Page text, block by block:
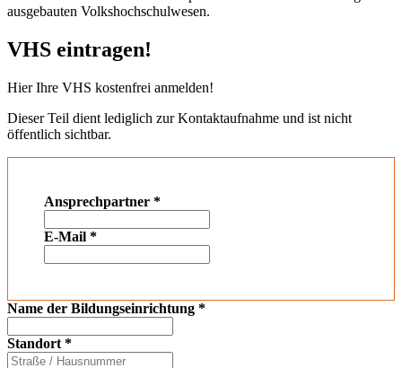
ausgebauten Volkshochschulwesen.
VHS eintragen!
Hier Ihre VHS kostenfrei anmelden!
Dieser Teil dient lediglich zur Kontaktaufnahme und ist nicht
öffentlich sichtbar.
Ansprechpartner *
E-Mail *
Name der Bildungseinrichtung *
Standort *